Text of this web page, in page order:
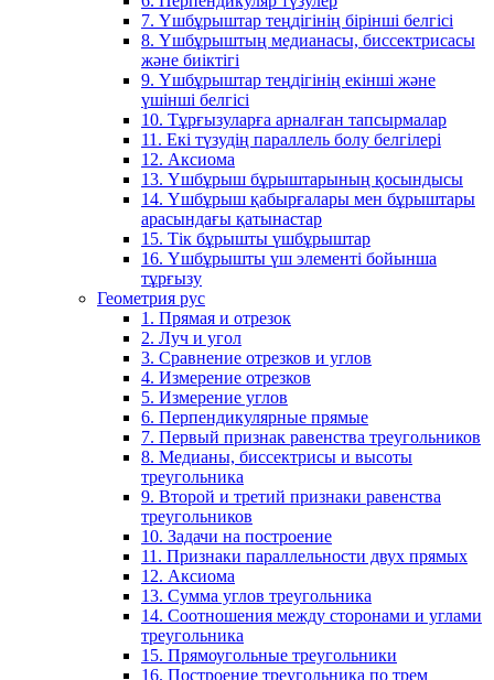
7. Үшбұрыштар теңдігінің бірінші белгісі
8. Үшбұрыштың медианасы, биссектрисасы
және биіктігі
9. Үшбұрыштар теңдігінің екінші және
үшінші белгісі
10. Тұрғызуларға арналған тапсырмалар
11. Екі түзудің параллель болу белгілері
12. Аксиома
13. Үшбұрыш бұрыштарының қосындысы
14. Үшбұрыш қабырғалары мен бұрыштары
арасындағы қатынастар
15. Тік бұрышты үшбұрыштар
16. Үшбұрышты үш элементі бойынша
тұрғызу
Геометрия рус
1. Прямая и отрезок
2. Луч и угол
3. Сравнение отрезков и углов
4. Измерение отрезков
5. Измерение углов
6. Перпендикулярные прямые
7. Первый признак равенства треугольников
8. Медианы, биссектрисы и высоты
треугольника
9. Второй и третий признаки равенства
треугольников
10. Задачи на построение
11. Признаки параллельности двух прямых
12. Аксиома
13. Сумма углов треугольника
14. Соотношения между сторонами и углами
треугольника
15. Прямоугольные треугольники
16. Построение треугольника по трем